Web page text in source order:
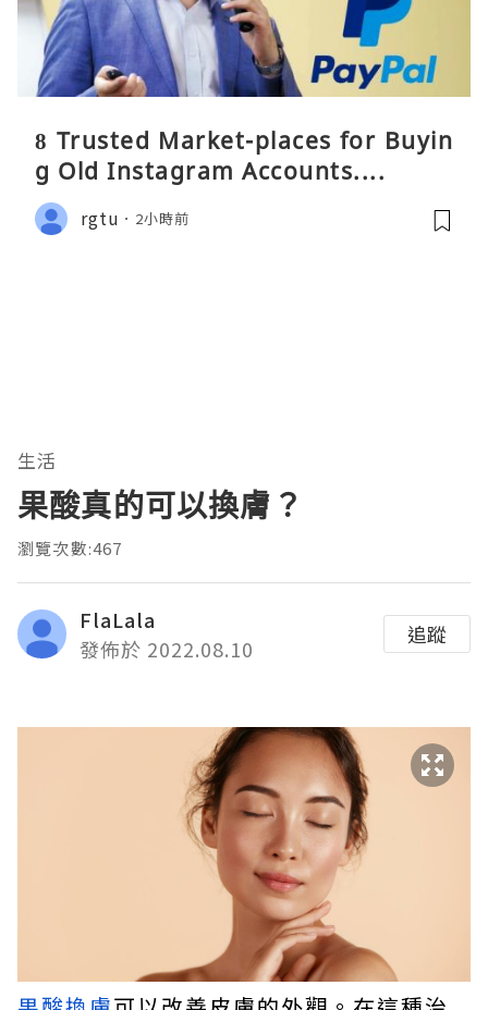
8 Trusted Market-places for Buyin
g Old Instagram Accounts....
rgtu 2小時前
生活
果酸真的可以換膚？
瀏覽次數:467
FlaLala
發佈於 2022.08.10
追蹤